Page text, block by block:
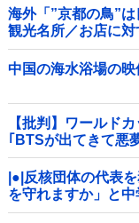
海外「”京都の鳥”
観光名所／お店に
中国の海水浴場の映
【批判】ワールド
｢BTSが出てきて悪
|●|反核団体の代表
を守れますか」と